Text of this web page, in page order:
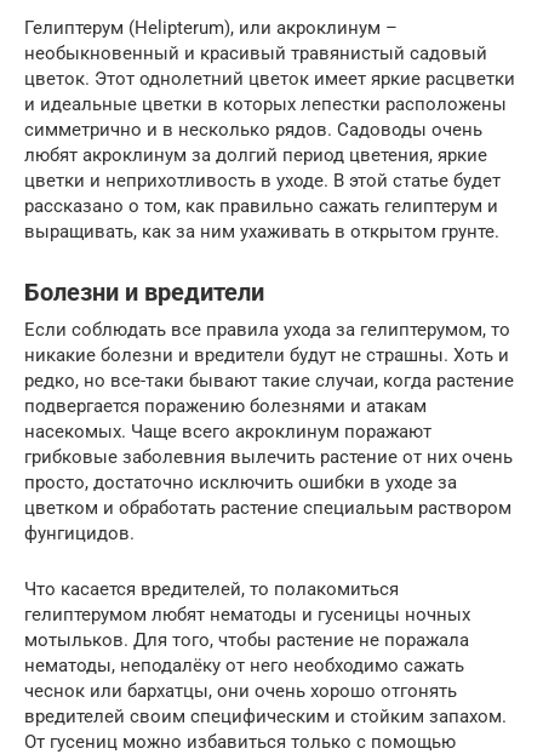
Гелиптерум (Helipterum), или акроклинум –
необыкновенный и красивый травянистый садовый
цветок. Этот однолетний цветок имеет яркие расцветки
и идеальные цветки в которых лепестки расположены
симметрично и в несколько рядов. Садоводы очень
любят акроклинум за долгий период цветения, яркие
цветки и неприхотливость в уходе. В этой статье будет
рассказано о том, как правильно сажать гелиптерум и
выращивать, как за ним ухаживать в открытом грунте.
Болезни и вредители
Если соблюдать все правила ухода за гелиптерумом, то
никакие болезни и вредители будут не страшны. Хоть и
редко, но все-таки бывают такие случаи, когда растение
подвергается поражению болезнями и атакам
насекомых. Чаще всего акроклинум поражают
грибковые заболевния вылечить растение от них очень
просто, достаточно исключить ошибки в уходе за
цветком и обработать растение специальым раствором
фунгицидов.
Что касается вредителей, то полакомиться
гелиптерумом любят нематоды и гусеницы ночных
мотыльков. Для того, чтобы растение не поражала
нематоды, неподалёку от него необходимо сажать
чеснок или бархатцы, они очень хорошо отгонять
вредителей своим специфическим и стойким запахом.
От гусениц можно избавиться только с помощью